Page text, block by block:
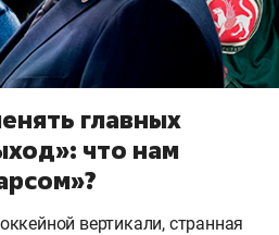
главных
что нам
вертикали, странная